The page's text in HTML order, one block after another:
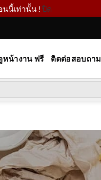
อนนี้เท่านั้น !ปิด
หน้างาน ฟรี ติดต่อสอบถาม